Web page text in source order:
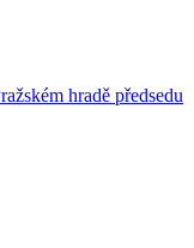
hradě předsedu